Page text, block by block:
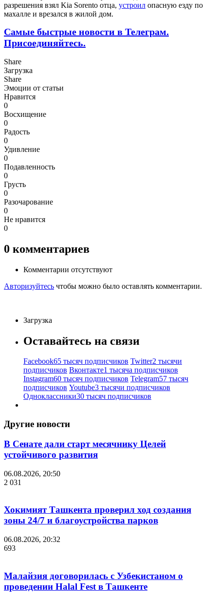
разрешения взял Kia Sorento отца, устроил опасную езду по
махалле и врезался в жилой дом.
Самые быстрые новости в Телеграм.
Присоединяйтесь.
Share
Загрузка
Share
Эмоции от статьи
Нравится
0
Восхищение
0
Радость
0
Удивление
0
Подавленность
0
Грусть
0
Разочарование
0
Не нравится
0
0 комментариев
Комментарии отсутствуют
Авторизуйтесь чтобы можно было оставлять комментарии.
Загрузка
Оставайтесь на связи
Facebook65 тысяч подписчиков Twitter2 тысячи
подписчиков Вконтакте1 тысяча подписчиков
Instagram60 тысяч подписчиков Telegram57 тысяч
подписчиков Youtube3 тысячи подписчиков
Одноклассники30 тысяч подписчиков
Другие новости
В Сенате дали старт месячнику Целей
устойчивого развития
06.08.2026, 20:50
2 031
Хокимият Ташкента проверил ход создания
зоны 24/7 и благоустройства парков
06.08.2026, 20:32
693
Малайзия договорилась с Узбекистаном о
проведении Halal Fest в Ташкенте